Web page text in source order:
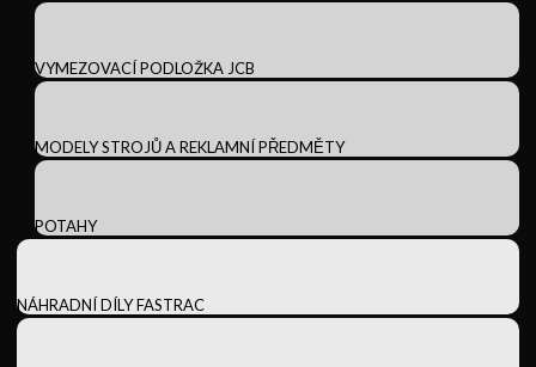
VYMEZOVACÍ PODLOŽKA JCB
MODELY STROJŮ A REKLAMNÍ PŘEDMĚTY
POTAHY
NÁHRADNÍ DÍLY FASTRAC